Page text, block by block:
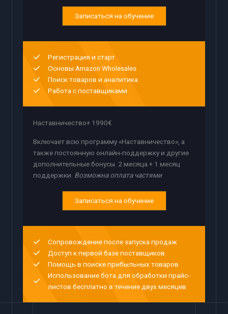
Записаться на обучение
Регистрация и старт
Основы Amazon Wholesales
Поиск товаров и аналитика
Работа с поставщиками
Наставничество+ 1990€
Включает всю программу «Наставничество», а
также постоянную онлайн-поддержку и другие
дополнительные бонусы. 2 месяца + 1 месяц
поддержки. Возможна оплата частями
Записаться на обучение
Сопровождение после запуска продаж
Доступ к первой базе поставщиков
Помощь в поиске прибыльных товаров
Использование бота для обработки прайс-
листов бесплатно в течение двух месяцев